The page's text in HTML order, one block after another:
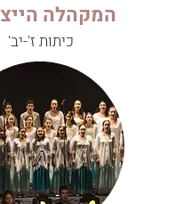
המקהלה
כיתות ז'-יב'